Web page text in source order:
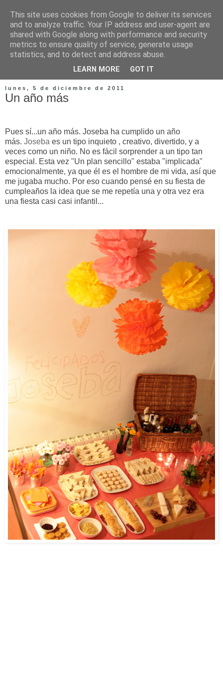
lunes, 5 de diciembre de 2011
Un año más
Pues sí...un año más. Joseba ha cumplido un año
más. Joseba es un tipo inquieto , creativo, divertido, y a
veces como un niño. No es fácil sorprender a un tipo tan
especial. Esta vez "Un plan sencillo" estaba "implicada"
emocionalmente, ya que él es el hombre de mi vida, así que
me jugaba mucho. Por eso cuando pensé en su fiesta de
cumpleaños la idea que se me repetía una y otra vez era
una fiesta casi casi infantil...
This site uses cookies from Google to deliver its services
and to analyze traffic. Your IP address and user-agent are
shared with Google along with performance and security
metrics to ensure quality of service, generate usage
statistics, and to detect and address abuse.
LEARN MORE GOT IT